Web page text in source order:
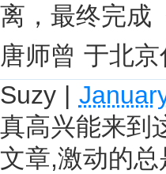
离，最终完成
唐师曾 于北
Suzy |
真高兴能来到
文章,激动的